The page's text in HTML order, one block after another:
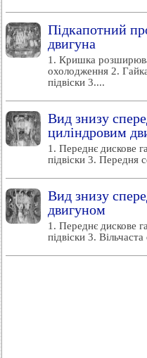
Підкапотний
двигуна
1. Кришка
охолодження 2.
підвіски 3....
Вид знизу
циліндровим
1. Переднє дискове
підвіски 3. Передня
Вид знизу
двигуном
1. Переднє дискове
підвіски 3.